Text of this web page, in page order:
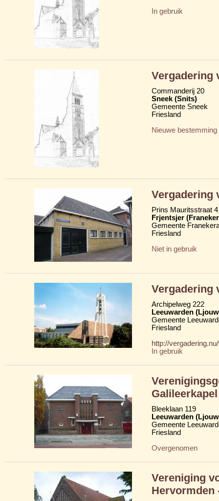
In gebruik
Vergadering
Commanderij 20
Sneek (Snits)
Gemeente Sneek
Friesland
Nieuwe bestemming
Vergadering
Prins Mauritsstraat 4
Frjentsjer
Gemeente
Friesland
Niet in gebruik
Vergadering
Archipelweg 222
Leeuwarden
Gemeente
Friesland
http://
In gebruik
Galileerkapel
Bleeklaan 119
Leeuwarden
Gemeente
Friesland
Overgenomen
Vereniging
Hervormden